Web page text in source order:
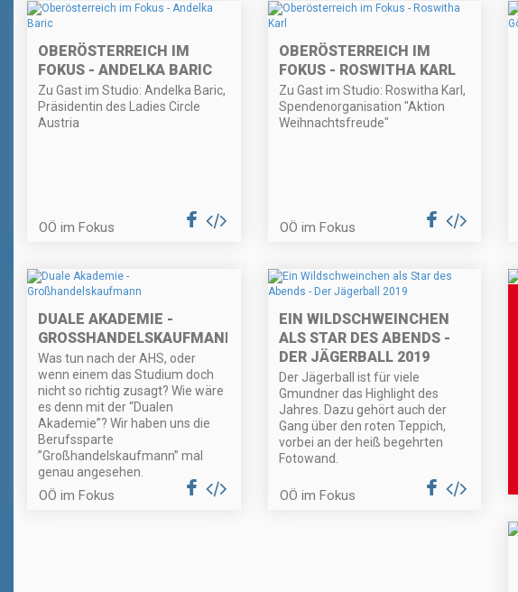
OBERÖSTERREICH IM
FOKUS - ANDELKA BARIC
Zu Gast im Studio: Andelka Baric,
Präsidentin des Ladies Circle
Austria
OÖ im Fokus
OBERÖSTERREICH IM
FOKUS - ROSWITHA KARL
Zu Gast im Studio: Roswitha Karl,
Spendenorganisation "Aktion
Weihnachtsfreude"
OÖ im Fokus
DUALE AKADEMIE -
GROSSHANDELSKAUFMANN
Was tun nach der AHS, oder
wenn einem das Studium doch
nicht so richtig zusagt? Wie wäre
es denn mit der “Dualen
Akademie”? Wir haben uns die
Berufssparte
”Großhandelskaufmann” mal
genau angesehen.
OÖ im Fokus
EIN WILDSCHWEINCHEN
ALS STAR DES ABENDS -
DER JÄGERBALL 2019
Der Jägerball ist für viele
Gmundner das Highlight des
Jahres. Dazu gehört auch der
Gang über den roten Teppich,
vorbei an der heiß begehrten
Fotowand.
OÖ im Fokus